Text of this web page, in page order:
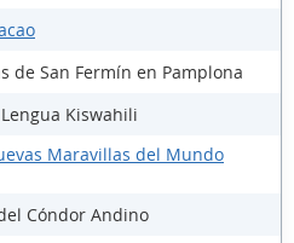
de San Fermín en Pamplona
Kiswahili
Maravillas del Mundo
Cóndor Andino